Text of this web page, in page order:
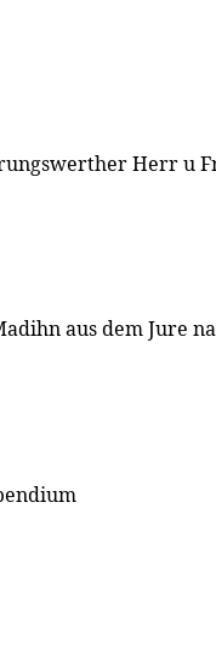
Herr u
aus dem Jure